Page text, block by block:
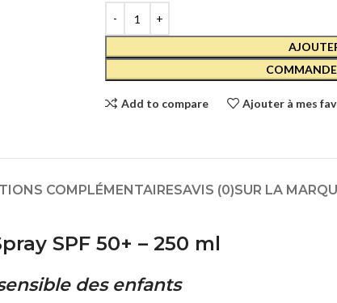
Add to compare Ajouter à mes
COMPLÉMENTAIRESAVIS (0)SUR LA
SPF 50+ – 250 ml
des enfants